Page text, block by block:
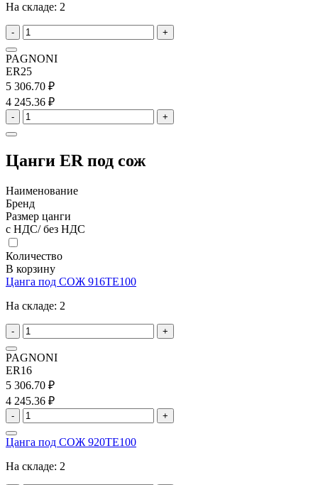
На складе: 2
- +
PAGNONI
ER25
5 306.70 ₽
4 245.36 ₽
- +
Цанги ER под сож
Наименование
Бренд
Размер цанги
с НДС/ без НДС
Количество
В корзину
Цанга под СОЖ 916TE100
На складе: 2
- +
PAGNONI
ER16
5 306.70 ₽
4 245.36 ₽
- +
Цанга под СОЖ 920TE100
На складе: 2